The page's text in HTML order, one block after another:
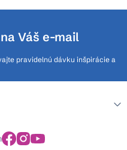
Váš e-mail
pravidelnú dávku inšpirácie a